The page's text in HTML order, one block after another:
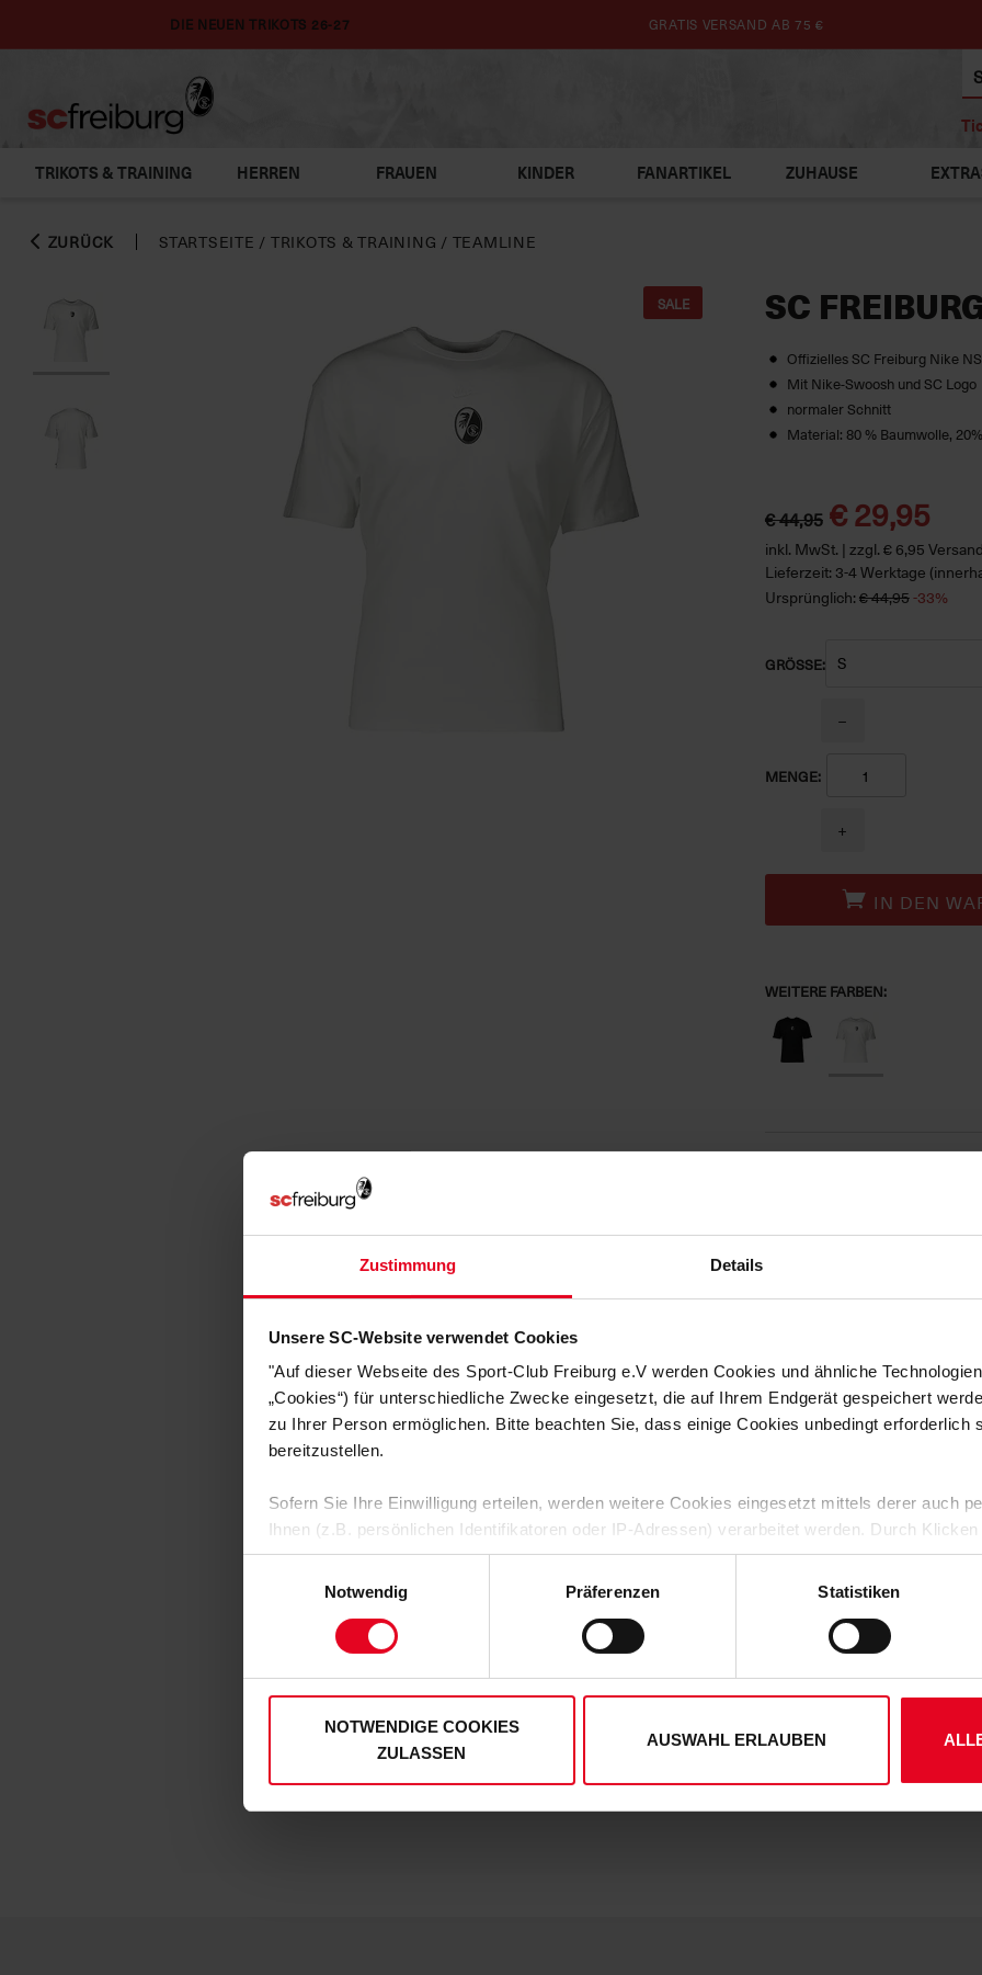
Zustimmung Details
Unsere SC-Website verwendet Cookies
"Auf dieser Webseite des Sport-Club Freiburg e.V werden Cookies und ähnliche
„Cookies“) für unterschiedliche Zwecke eingesetzt, die auf Ihrem Endgerät gespeichert
zu Ihrer Person ermöglichen. Bitte beachten Sie, dass einige Cookies unbedingt erforderlich
bereitzustellen.
Sofern Sie Ihre Einwilligung erteilen, werden weitere Cookies eingesetzt mittels derer auch
Ihnen (z.B. persönlichen Identifikatoren oder IP-Adressen) verarbeitet werden. Durch Klicken
zulassen“-Button stimmen Sie der Speicherung aller aufgeführten Cookies und der
personenbezogenen Daten für die unten jeweils angegebene Zwecke gem. § 25 Abs. 1
Soweit Sie „Notwendige Cookies“ auswählen, werden nur unbedingt erforderliche Cookies
Notwendig
Präferenzen Statistiken
NOTWENDIGE COOKIES
ZULASSEN
AUSWAHL ERLAUBEN
DIE NEUEN TRIKOTS 26-27 GRATIS VERSAND AB 75 €
TRIKOTS & TRAINING HERREN FRAUEN KINDER FANARTIKEL ZUHAUSE
ZURÜCK STARTSEITE / TRIKOTS & TRAINING / TEAMLINE
SALE SC
Offizielles SC Freiburg Nike
Mit Nike-Swoosh und SC Logo
normaler Schnitt
Material: 80 % Baumwolle,
€ 44,95 € 29,95
inkl. MwSt. | zzgl. € 6,95
Lieferzeit: 3-4 Werktage
Ursprünglich:€ 44,95-33%
GRÖSSE:
MENGE:
−
+
IN DEN
WEITERE FARBEN:
BESCHREIBUNG
das stilvoll deine Verbundenheit
Farbe: Weiß
SC Freiburg Logo mittig auf
Regular Fit
HERSTELLERANGABEN
KUNDENBEWERTUNGEN (0)
Artikelnummer:
EM001590-001